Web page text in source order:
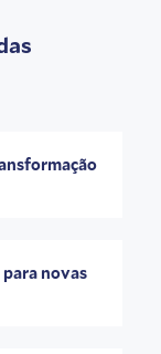
novas